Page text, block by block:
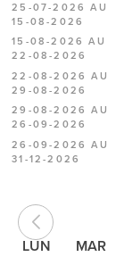
25-07-2026 AU
15-08-2026
15-08-2026 AU
22-08-2026
22-08-2026 AU
29-08-2026
29-08-2026 AU
26-09-2026
26-09-2026 AU
31-12-2026
LUN
MAR